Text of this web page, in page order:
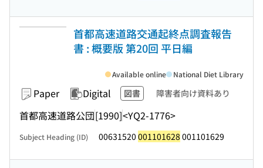
首都高速道路交通起終点調査報告
書 : 概要版 第20回 平日編
Paper Digital 図書 障害者向け資料あり
首都高速道路公団[1990]<YQ2-1776>
Available online National Diet Library
Subject Heading (ID) 00631520 001101628 001101629